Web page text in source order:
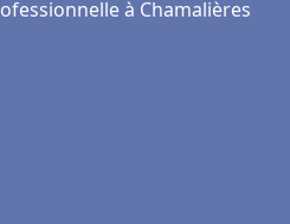
à Chamalières